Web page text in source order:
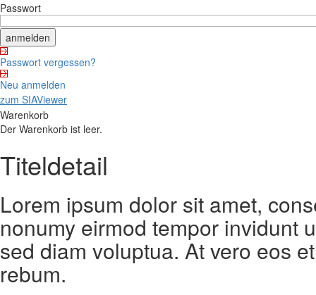
Passwort
Passwort vergessen?
Neu anmelden
zum SIAViewer
Warenkorb
Der Warenkorb ist leer.
Titeldetail
Lorem ipsum dolor sit amet,
nonumy eirmod tempor invidunt
sed diam voluptua. At vero eos
rebum.